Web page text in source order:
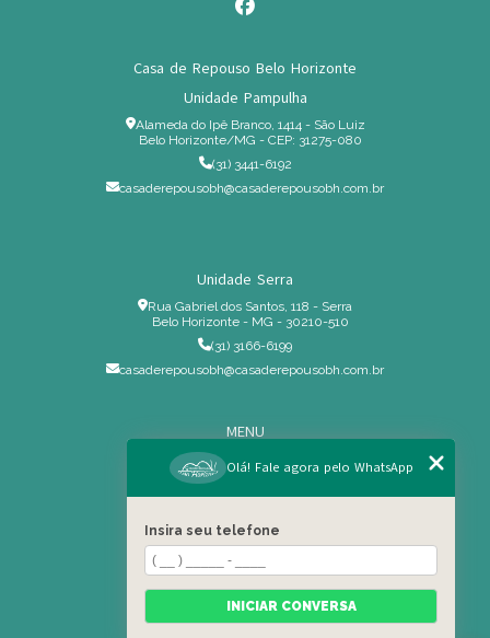
Casa de Repouso Belo Horizonte
Unidade Pampulha
Alameda do Ipê Branco, 1414 - São Luiz
Belo Horizonte/MG - CEP: 31275-080
(31) 3441-6192
casaderepousobh@casaderepousobh.com.br
Unidade Serra
Rua Gabriel dos Santos, 118 - Serra
Belo Horizonte - MG - 30210-510
(31) 3166-6199
casaderepousobh@casaderepousobh.com.br
MENU
Home
Institucional
Serviços Especiais
Blog
Residência
Olá! Fale agora pelo WhatsApp
Insira seu telefone
INICIAR CONVERSA